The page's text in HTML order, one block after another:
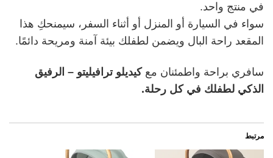
في منتج واحد.
سواء في السيارة أو المنزل أو أثناء السفر، سيمنحكِ هذا
المقعد راحة البال ويضمن لطفلك بيئة آمنة ومريحة دائمًا.
سافري براحة واطمئنان معكيديلو ترافيليتو – الرفيق
الذكي لطفلك في كل رحلة.
مرتبط